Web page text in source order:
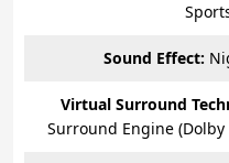
Sound Effect:
Virtual Surround
Surround Engine (Dolby